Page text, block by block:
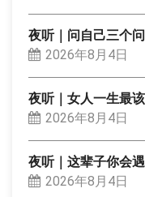
夜听｜问自己三个
2026年8月4日
夜听｜女人一生最
2026年8月4日
夜听｜这辈子你会
2026年8月4日